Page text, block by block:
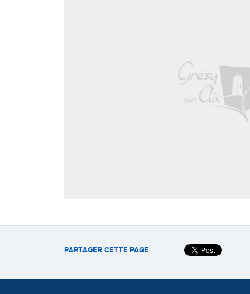
PARTAGER CETTE PAGE